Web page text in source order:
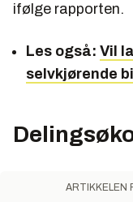
ifølge rapporten.
Les også: Vil
selvkjørende
ARTIKKELEN